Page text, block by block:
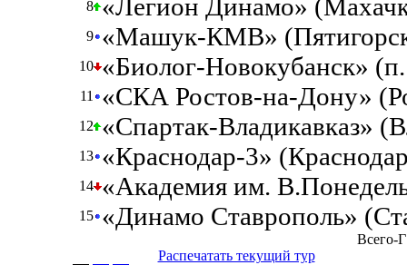
8 «Легион Динамо»
9 «Машук-КМВ»
10 «Биолог-Новокубанск»
11 «СКА Ростов-на-Дону»
12 «Спартак-Владикавказ»
13 «Краснодар-3»
14 «Академия им.
15 «Динамо Ставрополь»
Распечатать текущий тур